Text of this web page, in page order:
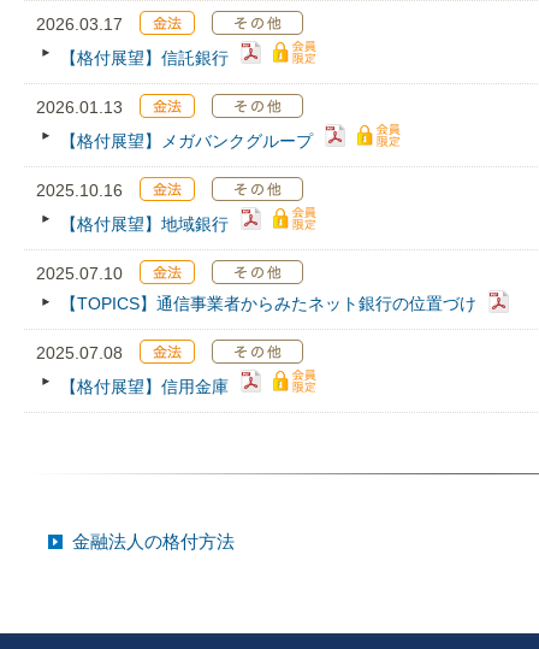
2026.03.17
【格付展望】信託銀行
2026.01.13
【格付展望】メガバンクグループ
2025.10.16
【格付展望】地域銀行
2025.07.10
【TOPICS】通信事業者からみたネット銀行の位置づけ
2025.07.08
【格付展望】信用金庫
金融法人の格付方法